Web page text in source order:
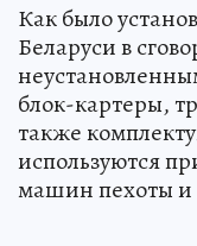
Как было
Беларуси в
блок-картеры,
также
используются
машин пехоты и